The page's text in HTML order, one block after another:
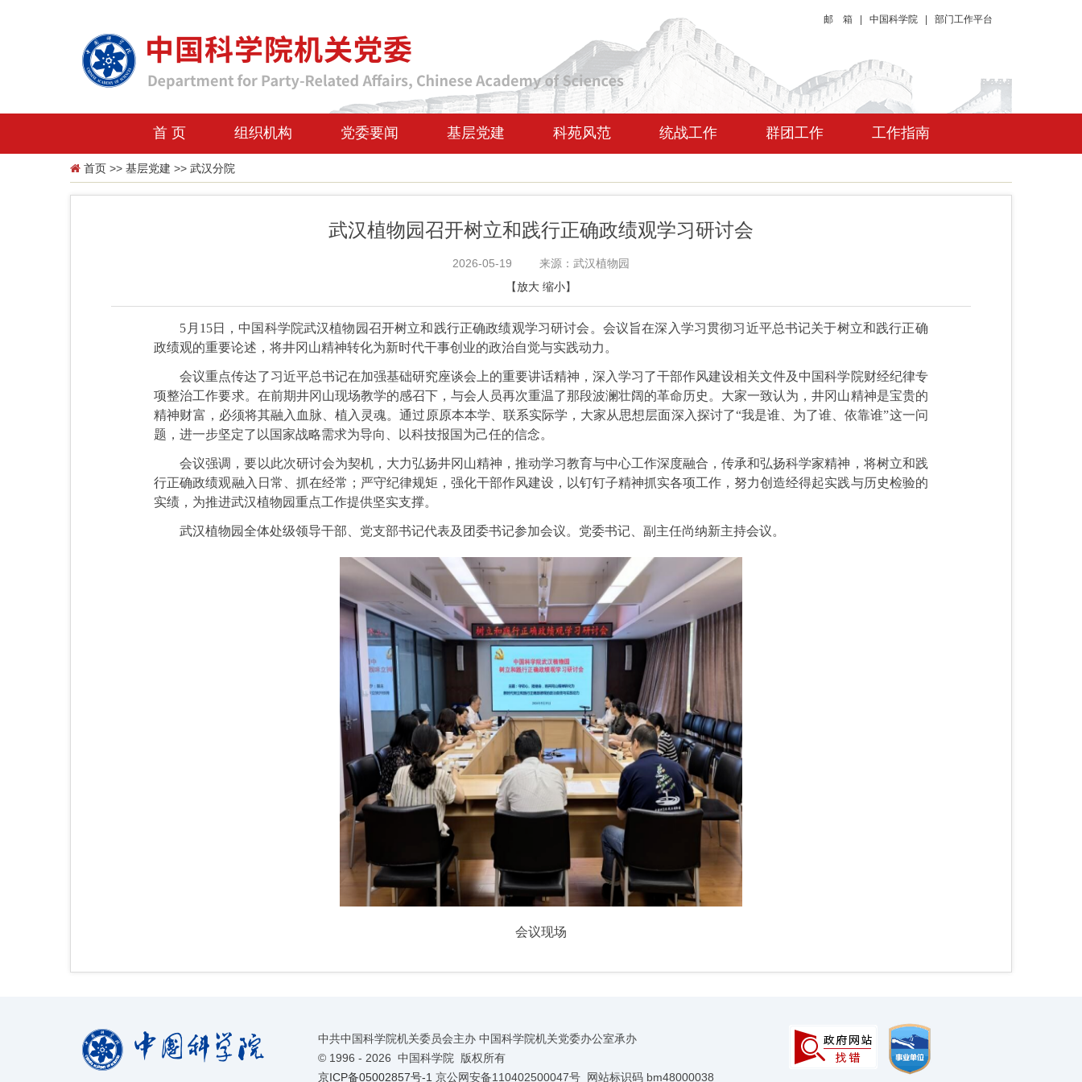
邮 箱 中国科学院 部门工作平台
首 页 组织机构 党委要闻 基层党建 科苑风范 统战工作 群团工作 工作指南
首页 >> 基层党建 >> 武汉分院
武汉植物园召开树立和践行正确政绩观学习研讨会
2026-05-19
来源：武汉植物园
【放大 缩小】
5月15日，中国科学院武汉植物园召开树立和践行正确政绩观学习研讨会。会议旨在深入学习贯彻习近平总书记关于树立和践行正确
政绩观的重要论述，将井冈山精神转化为新时代干事创业的政治自觉与实践动力。
会议重点传达了习近平总书记在加强基础研究座谈会上的重要讲话精神，深入学习了干部作风建设相关文件及中国科学院财经纪律专
项整治工作要求。在前期井冈山现场教学的感召下，与会人员再次重温了那段波澜壮阔的革命历史。大家一致认为，井冈山精神是宝贵的
精神财富，必须将其融入血脉、植入灵魂。通过原原本本学、联系实际学，大家从思想层面深入探讨了“我是谁、为了谁、依靠谁”这一问
题，进一步坚定了以国家战略需求为导向、以科技报国为己任的信念。
会议强调，要以此次研讨会为契机，大力弘扬井冈山精神，推动学习教育与中心工作深度融合，传承和弘扬科学家精神，将树立和践
行正确政绩观融入日常、抓在经常；严守纪律规矩，强化干部作风建设，以钉钉子精神抓实各项工作，努力创造经得起实践与历史检验的
实绩，为推进武汉植物园重点工作提供坚实支撑。
武汉植物园全体处级领导干部、党支部书记代表及团委书记参加会议。 党委书记、副主任尚纳新主持会议。
会议现场
中共中国科学院机关委员会主办 中国科学院机关党委办公室承办
© 1996 - 2026 中国科学院 版权所有
京ICP备05002857号-1 京公网安备110402500047号 网站标识码 bm48000038